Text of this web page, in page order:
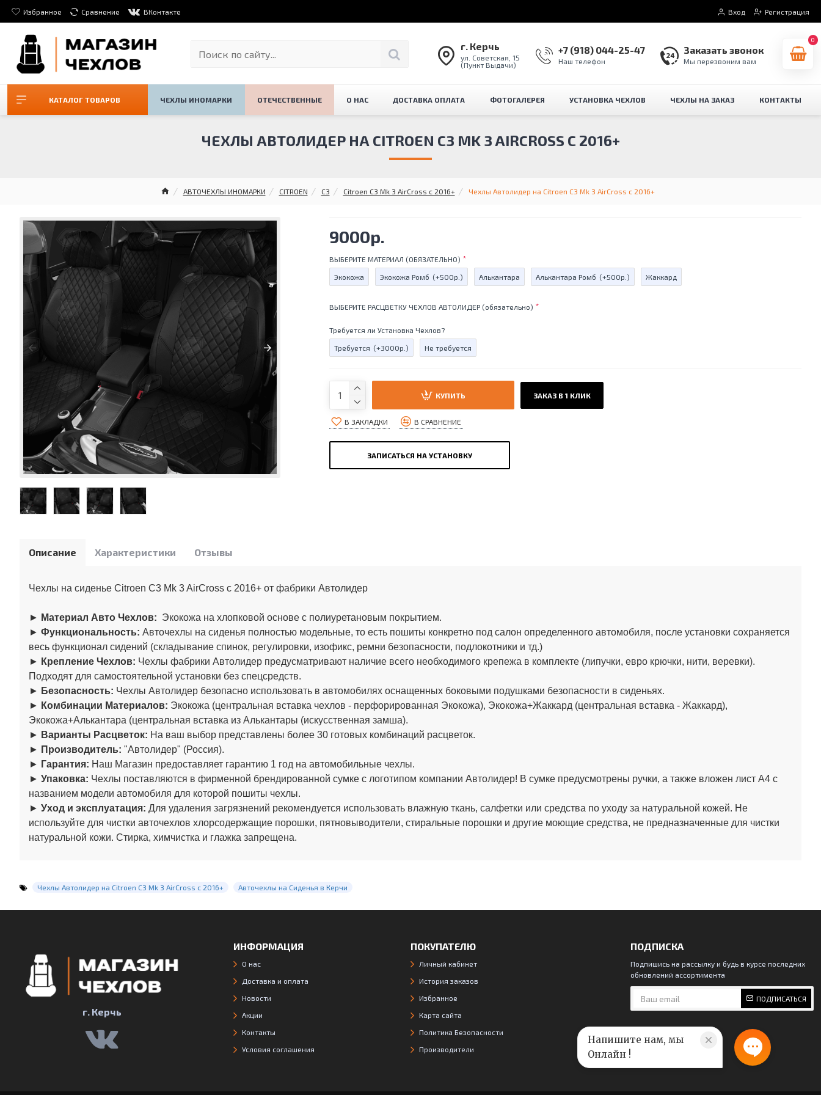
Избранное Сравнение ВКонтакте Вход Регистрация
г. Керчь
ул. Советская, 15
(Пункт Выдачи)
+7 (918) 044-25-47
Наш телефон
Заказать звонок
Мы перезвоним вам
0
КАТАЛОГ ТОВАРОВ ЧЕХЛЫ ИНОМАРКИ ОТЕЧЕСТВЕННЫЕ О НАС ДОСТАВКА ОПЛАТА ФОТОГАЛЕРЕЯ УСТАНОВКА ЧЕХЛОВ ЧЕХЛЫ НА ЗАКАЗ КОНТАКТЫ
АВТОЧЕХЛЫ ИНОМАРКИ CITROEN C3 Citroen C3 Mk 3 AirCross с 2016+ Чехлы Автолидер на Citroen C3 Mk 3 AirCross с 2016+
ЧЕХЛЫ АВТОЛИДЕР НА CITROEN C3 MK 3 AIRCROSS С 2016+
9000р.
ВЫБЕРИТЕ МАТЕРИАЛ (ОБЯЗАТЕЛЬНО)
Экокожа Экокожа Ромб (+500р.) Алькантара Алькантара Ромб (+500р.) Жаккард
ВЫБЕРИТЕ РАСЦВЕТКУ ЧЕХЛОВ АВТОЛИДЕР (обязательно)
Требуется ли Установка Чехлов?
Требуется (+3000р.) Не требуется
КУПИТЬ ЗАКАЗ В 1 КЛИК
В ЗАКЛАДКИ В СРАВНЕНИЕ
ЗАПИСАТЬСЯ НА УСТАНОВКУ
Описание Характеристики Отзывы
Чехлы на сиденье Citroen C3 Mk 3 AirCross с 2016+ от фабрики Автолидер
► Материал Авто Чехлов: Экокожа на хлопковой основе с полиуретановым покрытием.
► Функциональность: Авточехлы на сиденья полностью модельные, то есть пошиты конкретно под салон определенного автомобиля, после установки сохраняется
весь функционал сидений (складывание спинок, регулировки, изофикс, ремни безопасности, подлокотники и тд.)
► Крепление Чехлов: Чехлы фабрики Автолидер предусматривают наличие всего необходимого крепежа в комплекте (липучки, евро крючки, нити, веревки).
Подходят для самостоятельной установки без спецсредств.
► Безопасность: Чехлы Автолидер безопасно использовать в автомобилях оснащенных боковыми подушками безопасности в сиденьях.
► Комбинации Материалов: Экокожа (центральная вставка чехлов - перфорированная Экокожа), Экокожа+Жаккард (центральная вставка - Жаккард),
Экокожа+Алькантара (центральная вставка из Алькантары (искусственная замша).
► Варианты Расцветок: На ваш выбор представлены более 30 готовых комбинаций расцветок.
► Производитель: "Автолидер" (Россия).
► Гарантия: Наш Магазин предоставляет гарантию 1 год на автомобильные чехлы.
► Упаковка: Чехлы поставляются в фирменной брендированной сумке с логотипом компании Автолидер! В сумке предусмотрены ручки, а также вложен лист А4 с
названием модели автомобиля для которой пошиты чехлы.
► Уход и эксплуатация: Для удаления загрязнений рекомендуется использовать влажную ткань, салфетки или средства по уходу за натуральной кожей. Не
используйте для чистки авточехлов хлорсодержащие порошки, пятновыводители, стиральные порошки и другие моющие средства, не предназначенные для чистки
натуральной кожи. Стирка, химчистка и глажка запрещена.
Чехлы Автолидер на Citroen C3 Mk 3 AirCross с 2016+ Авточехлы на Сиденья в Керчи
г. Керчь
ИНФОРМАЦИЯ
О нас
Доставка и оплата
Новости
Акции
Контакты
Условия соглашения
ПОКУПАТЕЛЮ
Личный кабинет
История заказов
Избранное
Карта сайта
Политика Безопасности
Производители
ПОДПИСКА
Подпишись на рассылку и будь в курсе последних
обновлений ассортимента
ПОДПИСАТЬСЯ
Напишите нам, мы
Онлайн !